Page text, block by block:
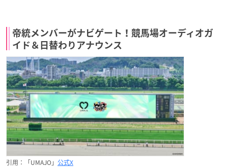
帝統メンバーがナビゲート！競馬場オーディオガ
イド＆日替わりアナウンス
引用：「UMAJO」 公式X